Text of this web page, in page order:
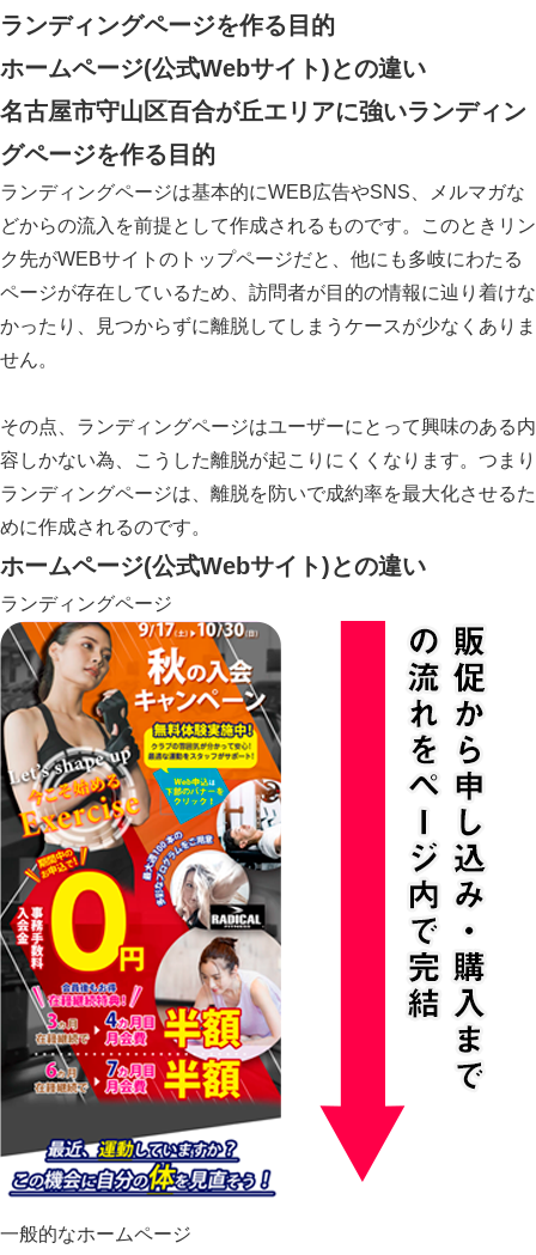
ランディングページを作る目的
ホームページ(公式Webサイト)との違い
名古屋市守山区百合が丘エリアに強いランディン
グページを作る目的
ランディングページは基本的にWEB広告やSNS、メルマガな
どからの流入を前提として作成されるものです。このときリン
ク先がWEBサイトのトップページだと、他にも多岐にわたる
ページが存在しているため、訪問者が目的の情報に辿り着けな
かったり、見つからずに離脱してしまうケースが少なくありま
せん。
その点、ランディングページはユーザーにとって興味のある内
容しかない為、こうした離脱が起こりにくくなります。つまり
ランディングページは、離脱を防いで成約率を最大化させるた
めに作成されるのです。
ホームページ(公式Webサイト)との違い
ランディングページ
一般的なホームページ